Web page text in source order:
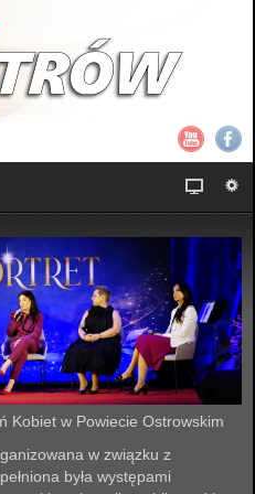
Kobiet w Powiecie Ostrowskim
w związku z
była występami